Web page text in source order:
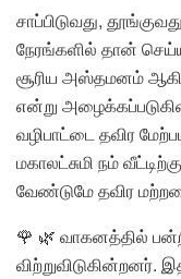
சாப்பிடுவது,
நேரங்களில் தான்
சூரிய அஸ்தமனம்
என்று
வழிபாட்டை தவிர
மகாலட்சுமி நம்
வேண்டுமே தவிர
🌹 🌿 வாகனத்தில்
விற்றுவிடுகின்றனர்.